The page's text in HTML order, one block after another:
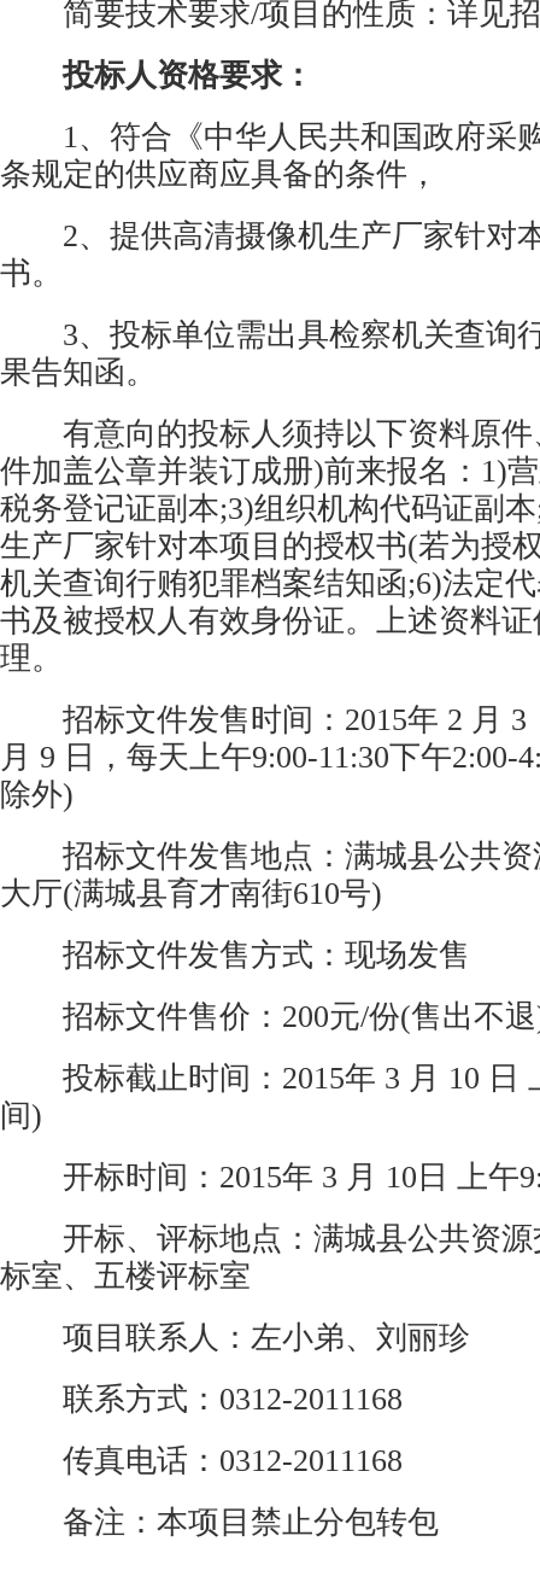
简要技术要求/项目的性质：详见
投标人资格要求：
1、符合《中华人民共和国政府采
条规定的供应商应具备的条件，
2、提供高清摄像机生产厂家针对
书。
3、投标单位需出具检察机关查询
果告知函。
有意向的投标人须持以下资料原件
件加盖公章并装订成册)前来报名：1)
税务登记证副本;3)组织机构代码证副
生产厂家针对本项目的授权书(若为授
机关查询行贿犯罪档案结知函;6)法定
书及被授权人有效身份证。上述资料
理。
招标文件发售时间：2015年 2 月 3
月 9 日，每天上午9:00-11:30下午2:00-
除外)
招标文件发售地点：满城县公共资
大厅(满城县育才南街610号)
招标文件发售方式：现场发售
招标文件售价：200元/份(售出不
投标截止时间：2015年 3 月 10 日
间)
开标时间：2015年 3 月 10日 上午
开标、评标地点：满城县公共资源
标室、五楼评标室
项目联系人：左小弟、刘丽珍
联系方式：0312-2011168
传真电话：0312-2011168
备注：本项目禁止分包转包